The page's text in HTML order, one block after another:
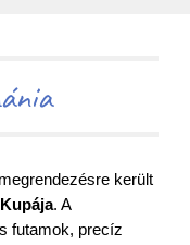
került
. A
futamok, precíz